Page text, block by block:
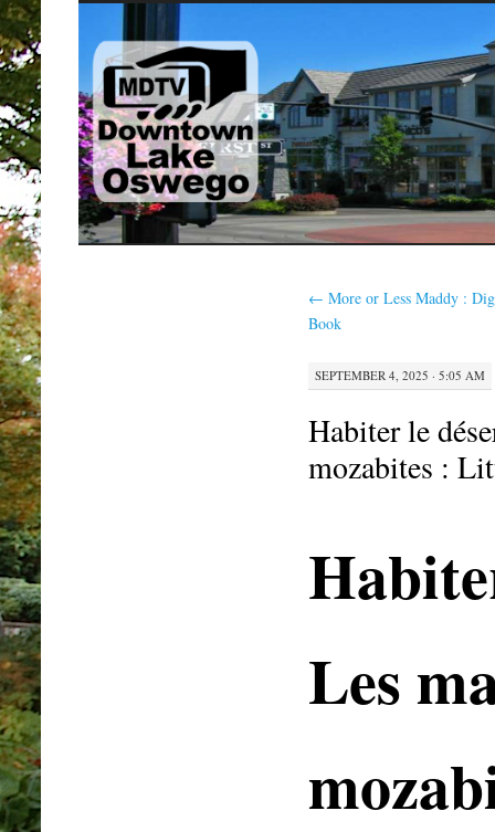
SKIP
TO
CONTENT
← More or Less Maddy :
Book
SEPTEMBER 4, 2025 · 5:05 AM
Habiter le
mozabites :
Les